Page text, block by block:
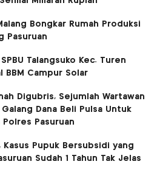
Bongkar Rumah Produksi
Pasuruan
Talangsuko Kec. Turen
BBM Campur Solar
Digubris, Sejumlah Wartawan
Dana Beli Pulsa Untuk
Pasuruan
Kasus Pupuk Bersubsidi yang
Sudah 1 Tahun Tak Jelas